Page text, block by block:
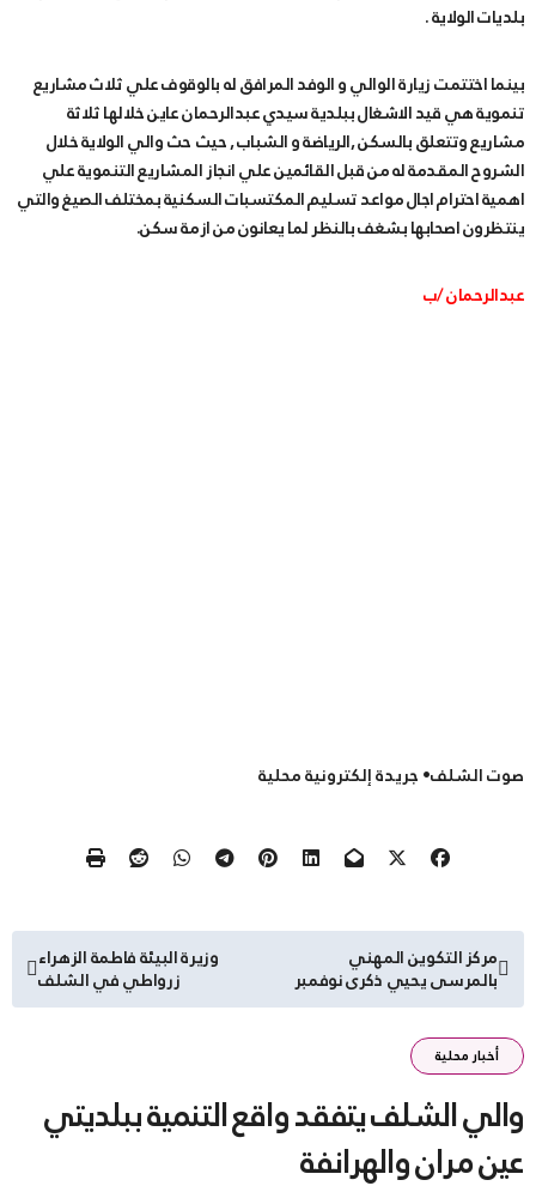
بلديات الولاية .
بينما اختتمت زيارة الوالي و الوفد المرافق له بالوقوف علي ثلاث مشاريع
تنموية هي قيد الاشغال ببلدية سيدي عبدالرحمان عاين خلالها ثلاثة
مشاريع وتتعلق بالسكن ,الرياضة و الشباب , حيث حث والي الولاية خلال
الشروح المقدمة له من قبل القائمين علي انجاز المشاريع التنموية علي
اهمية احترام اجال مواعد تسليم المكتسبات السكنية بمختلف الصيغ والتي
ينتظرون اصحابها بشغف بالنظر لما يعانون من ازمة سكن.
عبدالرحمان /ب
صوت الشلف• جريدة إلكترونية محلية
تصفّح
المقالات
مركز التكوين المهني
بالمرسى يحيي ذكرى نوفمبر
وزيرة البيئة فاطمة الزهراء
زرواطي في الشلف
أخبار محلية
والي الشلف يتفقد واقع التنمية ببلديتي
عين مران والهرانفة